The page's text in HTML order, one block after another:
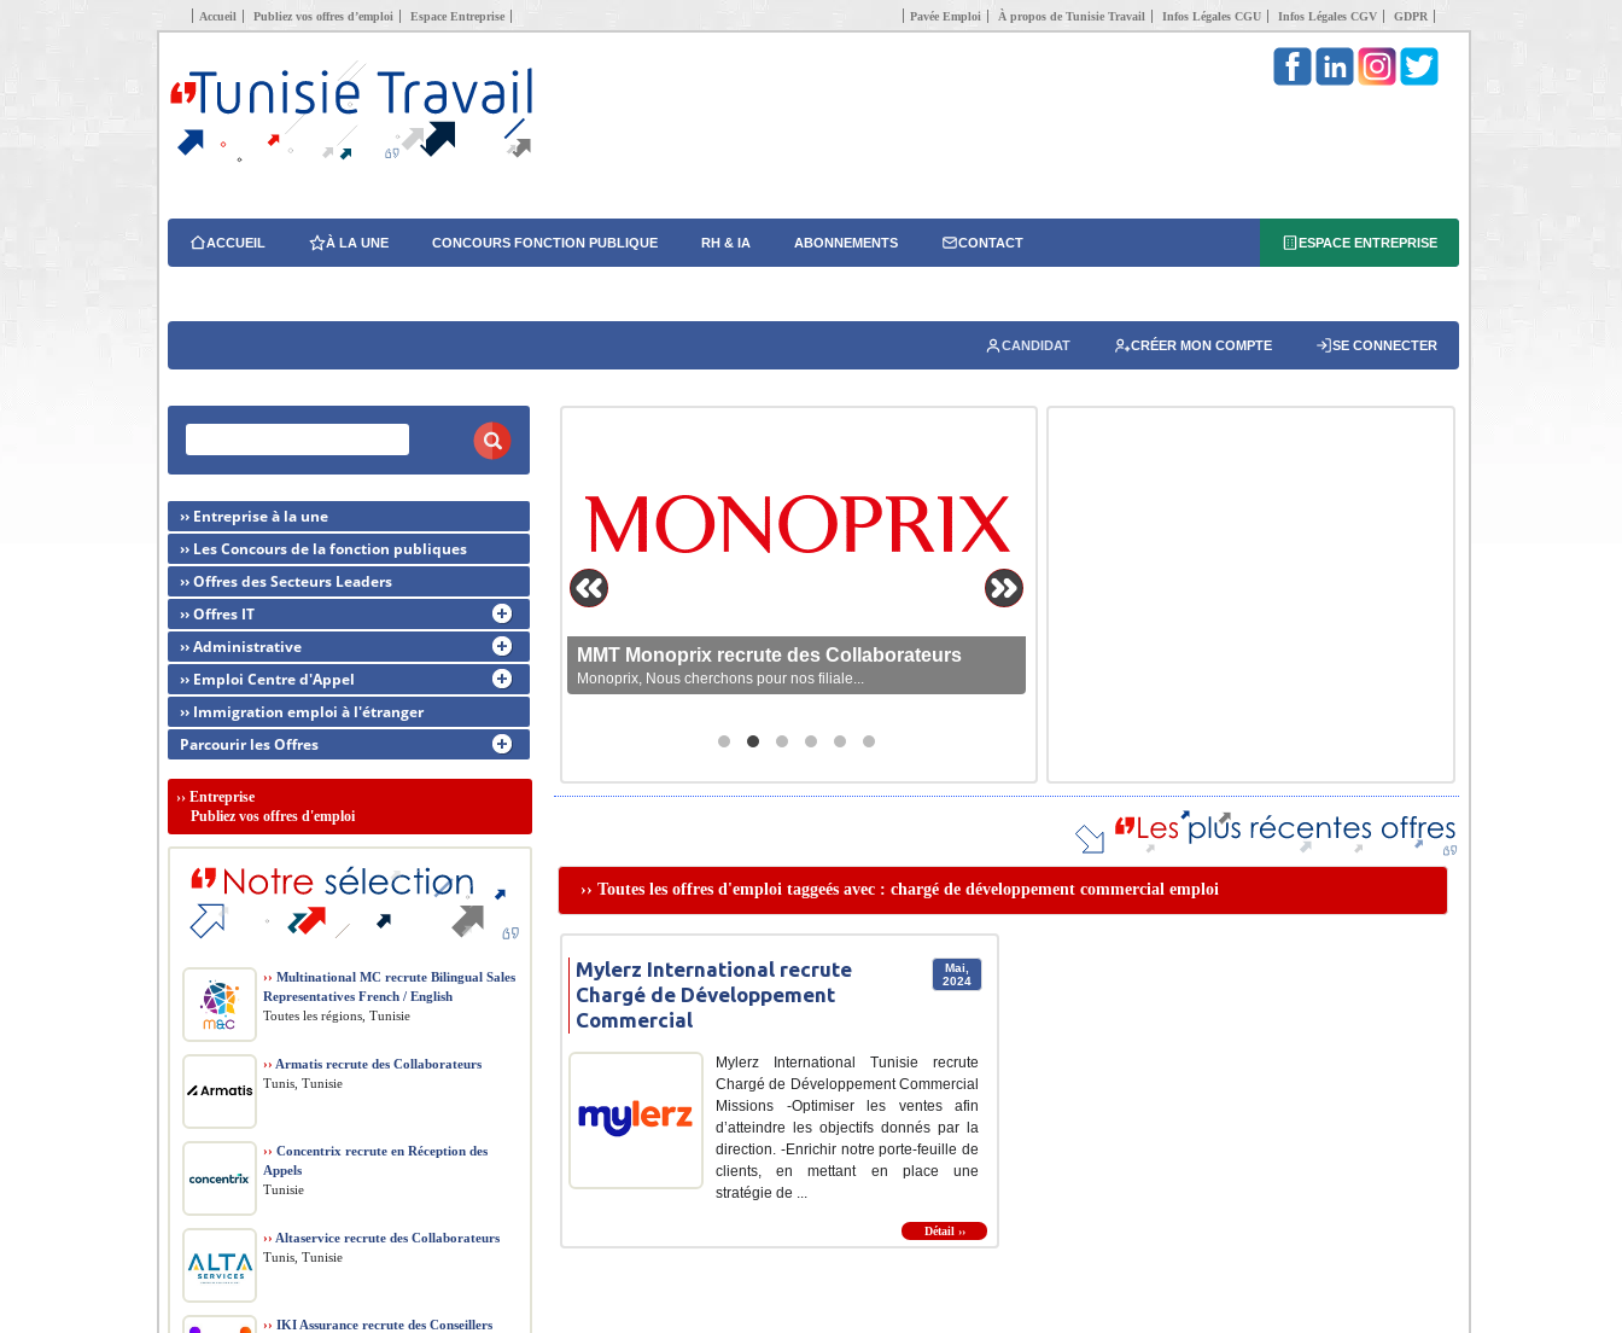
Accueil Publiez vos offres d’emploi Espace Entreprise Pavée Emploi À propos de Tunisie Travail Infos Légales CGU Infos Légales CGV GDPR
ACCUEIL À LA UNE CONCOURS FONCTION PUBLIQUE RH & IA ABONNEMENTS CONTACT ESPACE ENTREPRISE
CANDIDAT CRÉER MON COMPTE SE CONNECTER
MMT Monoprix recrute des Collaborateurs
Monoprix, Nous cherchons pour nos filiale...
›› Toutes les offres d'emploi taggeés avec : chargé de développement commercial emploi
Mai,
2024
Mylerz International recrute
Chargé de Développement
Commercial
Mylerz International Tunisie recrute
Chargé de Développement Commercial
Missions -Optimiser les ventes afin
d’atteindre les objectifs donnés par la
direction. -Enrichir notre porte-feuille de
clients, en mettant en place une
stratégie de ...
Détail ››
›› Entreprise à la une
›› Les Concours de la fonction publiques
›› Offres des Secteurs Leaders
›› Offres IT
›› Administrative
›› Emploi Centre d'Appel
›› Immigration emploi à l'étranger
Parcourir les Offres
›› Entreprise
Publiez vos offres d'emploi
›› Multinational MC recrute Bilingual Sales
Representatives French / English
Toutes les régions, Tunisie
›› Armatis recrute des Collaborateurs
Tunis, Tunisie
›› Concentrix recrute en Réception des
Appels
Tunisie
›› Altaservice recrute des Collaborateurs
Tunis, Tunisie
›› IKI Assurance recrute des Conseillers